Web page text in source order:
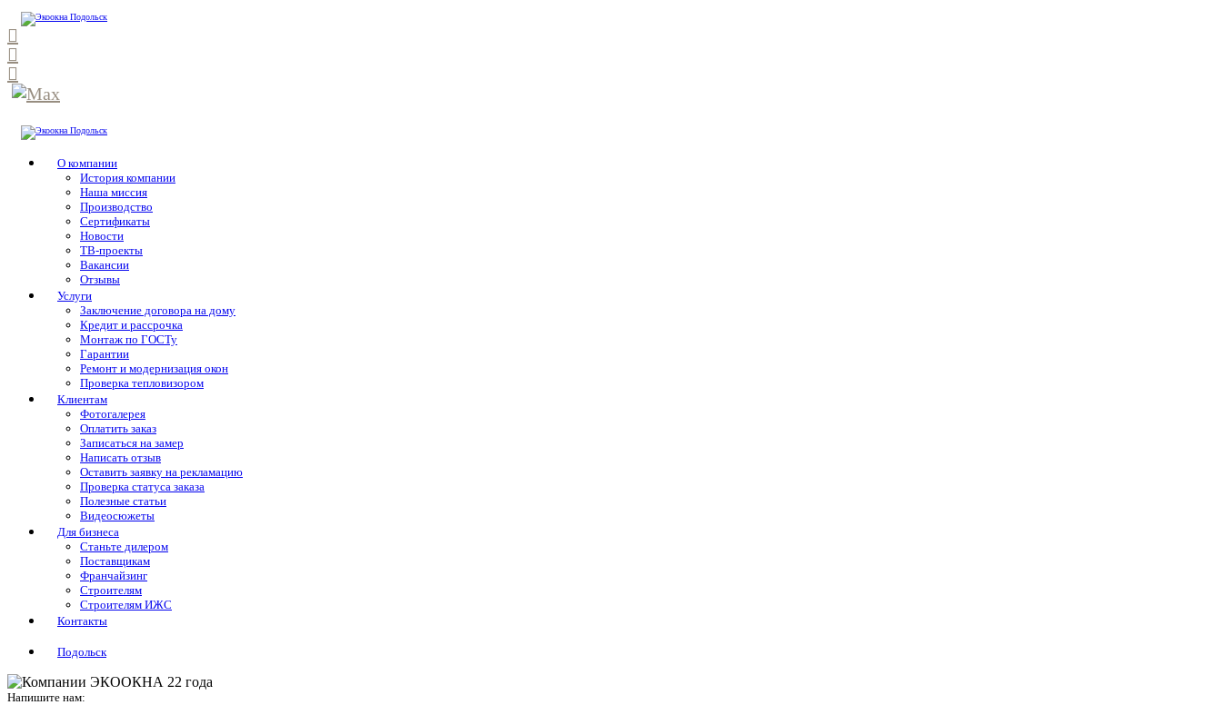
О компании
История компании
Наша миссия
Производство
Сертификаты
Новости
ТВ-проекты
Вакансии
Отзывы
Услуги
Заключение договора на дому
Кредит и рассрочка
Монтаж по ГОСТу
Гарантии
Ремонт и модернизация окон
Проверка тепловизором
Клиентам
Фотогалерея
Оплатить заказ
Записаться на замер
Написать отзыв
Оставить заявку на рекламацию
Проверка статуса заказа
Полезные статьи
Видеосюжеты
Для бизнеса
Станьте дилером
Поставщикам
Франчайзинг
Строителям
Строителям ИЖС
Контакты
Подольск
Напишите нам: